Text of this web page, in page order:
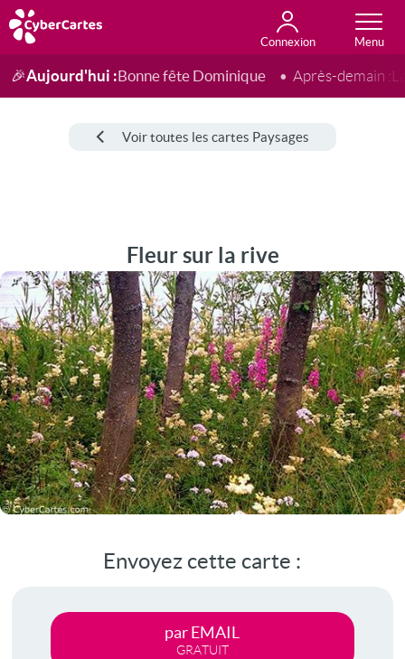
Connexion
Anniversaire
Fête du jour
Amour
Amitié
Merci
Toutes les cartes
🎉Aujourd'hui :Bonne fête Dominique Après-demain :
Voir toutes les cartes Paysages
Fleur sur la rive
Envoyez cette carte :
par EMAIL
GRATUIT